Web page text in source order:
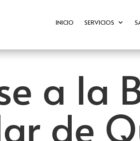
INICIO SERVICIOS
a la
de